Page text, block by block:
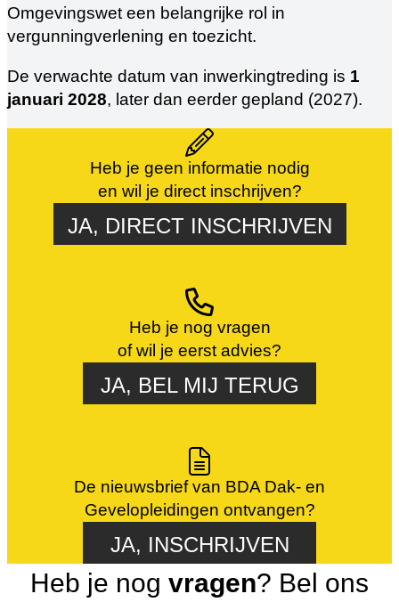
Omgevingswet een belangrijke rol in
vergunningverlening en toezicht.
De verwachte datum van inwerkingtreding is 1
januari 2028, later dan eerder gepland (2027).
Heb je geen informatie nodig
en wil je direct inschrijven?
JA, DIRECT INSCHRIJVEN
Heb je nog vragen
of wil je eerst advies?
JA, BEL MIJ TERUG
De nieuwsbrief van BDA Dak- en
Gevelopleidingen ontvangen?
JA, INSCHRIJVEN
Heb je nog vragen? Bel ons